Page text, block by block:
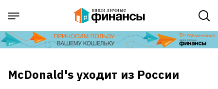
McDonald's уходит из России